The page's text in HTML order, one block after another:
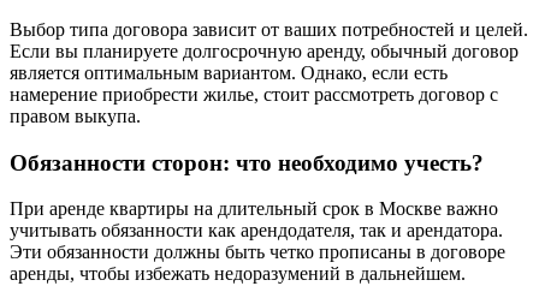
Выбор типа договора зависит от ваших потребностей и целей.
Если вы планируете долгосрочную аренду, обычный договор
является оптимальным вариантом. Однако, если есть
намерение приобрести жилье, стоит рассмотреть договор с
правом выкупа.
Обязанности сторон: что необходимо учесть?
При аренде квартиры на длительный срок в Москве важно
учитывать обязанности как арендодателя, так и арендатора.
Эти обязанности должны быть четко прописаны в договоре
аренды, чтобы избежать недоразумений в дальнейшем.